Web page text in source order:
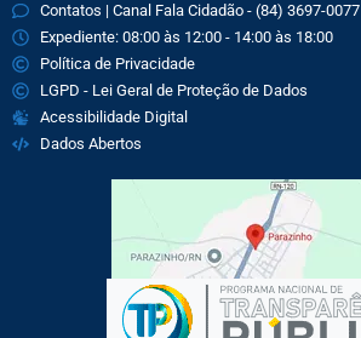
Contatos | Canal Fala Cidadão - (84) 3697-0077
Expediente: 08:00 às 12:00 - 14:00 às 18:00
Política de Privacidade
LGPD - Lei Geral de Proteção de Dados
Acessibilidade Digital
Dados Abertos